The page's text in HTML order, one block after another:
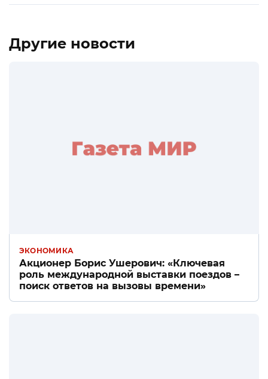
Другие новости
ЭКОНОМИКА
Акционер Борис Ушерович: «Ключевая
роль международной выставки поездов –
поиск ответов на вызовы времени»